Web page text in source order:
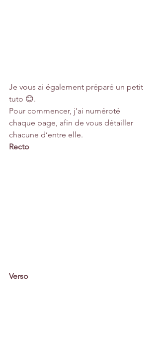
Je vous ai également préparé un petit
tuto 😊.
Pour commencer, j’ai numéroté
chaque page, afin de vous détailler
chacune d’entre elle.
Recto
Verso